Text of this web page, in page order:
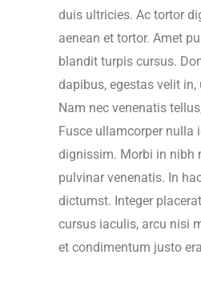
duis ultricies. Ac tortor
aenean et tortor. Amet
blandit turpis cursus.
dapibus, egestas velit in,
Nam nec venenatis
Fusce ullamcorper nulla
dignissim. Morbi in nibh
pulvinar venenatis. In
dictumst. Integer
cursus iaculis, arcu nisi
et condimentum justo